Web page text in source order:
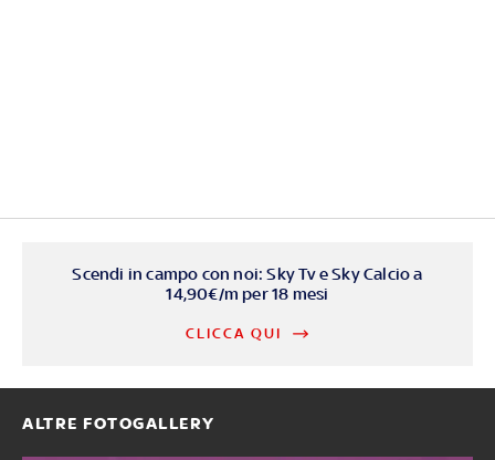
Scendi in campo con noi: Sky Tv e Sky Calcio a
14,90€/m per 18 mesi
CLICCA QUI
ALTRE FOTOGALLERY